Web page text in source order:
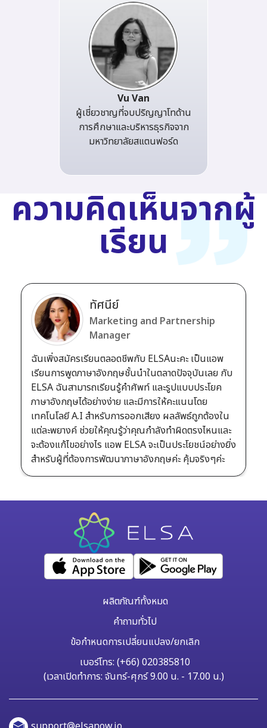
Vu Van
ผู้เชี่ยวชาญที่จบปริญญาโทด้าน
การศึกษาและบริหารธุรกิจจาก
มหาวิทยาลัยสแตนฟอร์ด
ความคิดเห็นจากผู้
เรียน
ทัศนีย์
Marketing and Partnership
Manager
ฉันเพิ่งสมัครเรียนตลอดชีพกับ ELSAนะคะ เป็นแอพ
เรียนการพูดภาษาอังกฤษชั้นนำในตลาดปัจจุบันเลย กับ
ELSA ฉันสามารถเรียนรู้คำศัพท์ และรูปแบบประโยค
ภาษาอังกฤษได้อย่างง่าย และมีการให้คะแนนโดย
เทคโนโลยี A.I สำหรับการออกเสียง ผลลัพธ์ถูกต้องใน
แต่ละพยางค์ ช่วยให้คุณรู้ว่าคุณกำลังทำผิดตรงไหนและ
จะต้องแก้ไขอย่างไร แอพ ELSA จะเป็นประโยชน์อย่างยิ่ง
สำหรับผู้ที่ต้องการพัฒนาภาษาอังกฤษค่ะ คุ้มจริงๆค่ะ
ผลิตภัณฑ์ทั้งหมด
คำถามทั่วไป
ข้อกำหนดการเปลี่ยนแปลง/ยกเลิก
เบอร์โทร: (+66) 020385810
(เวลาเปิดทำการ: จันทร์-ศุกร์ 9.00 น. - 17.00 น.)